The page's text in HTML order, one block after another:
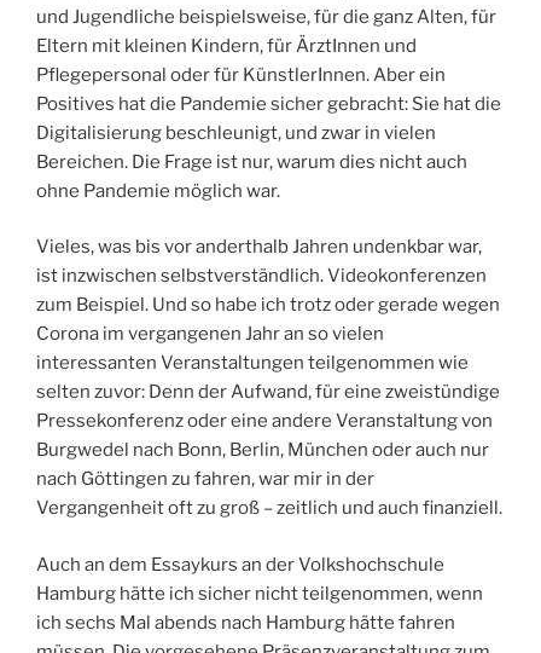
und Jugendliche beispielsweise, für die ganz Alten, für
Eltern mit kleinen Kindern, für ÄrztInnen und
Pflegepersonal oder für KünstlerInnen. Aber ein
Positives hat die Pandemie sicher gebracht: Sie hat die
Digitalisierung beschleunigt, und zwar in vielen
Bereichen. Die Frage ist nur, warum dies nicht auch
ohne Pandemie möglich war.
Vieles, was bis vor anderthalb Jahren undenkbar war,
ist inzwischen selbstverständlich. Videokonferenzen
zum Beispiel. Und so habe ich trotz oder gerade wegen
Corona im vergangenen Jahr an so vielen
interessanten Veranstaltungen teilgenommen wie
selten zuvor: Denn der Aufwand, für eine zweistündige
Pressekonferenz oder eine andere Veranstaltung von
Burgwedel nach Bonn, Berlin, München oder auch nur
nach Göttingen zu fahren, war mir in der
Vergangenheit oft zu groß – zeitlich und auch finanziell.
Auch an dem Essaykurs an der Volkshochschule
Hamburg hätte ich sicher nicht teilgenommen, wenn
ich sechs Mal abends nach Hamburg hätte fahren